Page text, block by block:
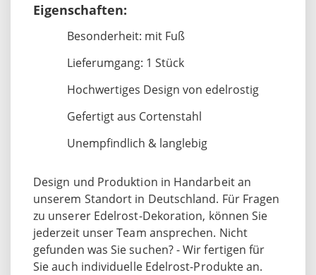
Eigenschaften:
Besonderheit: mit Fuß
Lieferumgang: 1 Stück
Hochwertiges Design von edelrostig
Gefertigt aus Cortenstahl
Unempfindlich & langlebig
Design und Produktion in Handarbeit an
unserem Standort in Deutschland. Für Fragen
zu unserer Edelrost-Dekoration, können Sie
jederzeit unser Team ansprechen. Nicht
gefunden was Sie suchen? - Wir fertigen für
Sie auch individuelle Edelrost-Produkte an.